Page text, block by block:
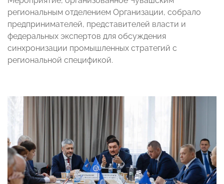
региональным отделением Организации, собрало
предпринимателей, представителей власти и
федеральных экспертов для обсуждения
синхронизации промышленных стратегий с
региональной спецификой.